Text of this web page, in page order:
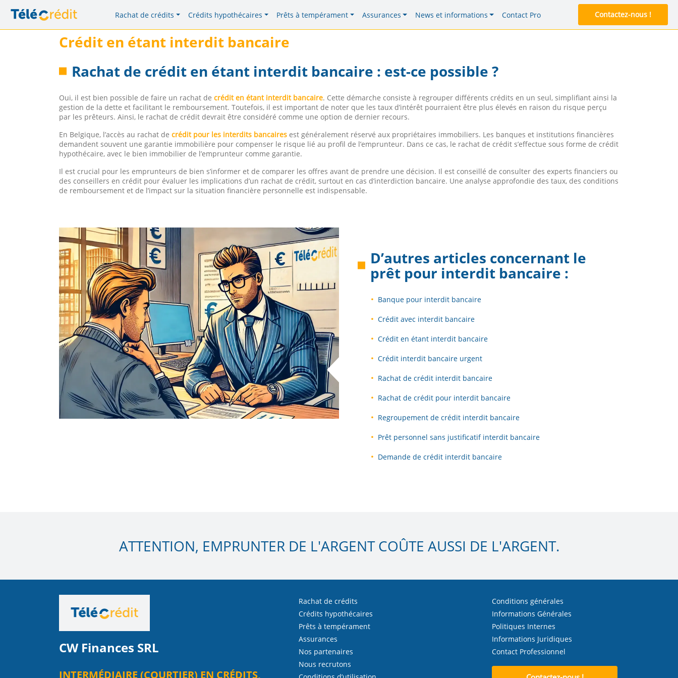
Rachat de crédits Crédits hypothécaires Prêts à tempérament Assurances News et informations Contact Pro Contactez-nous !
Crédit en étant interdit bancaire
Rachat de crédit en étant interdit bancaire : est-ce possible ?
Oui, il est bien possible de faire un rachat de crédit en étant interdit bancaire. Cette démarche consiste à regrouper différents crédits en un seul, simplifiant ainsi la
gestion de la dette et facilitant le remboursement. Toutefois, il est important de noter que les taux d’intérêt pourraient être plus élevés en raison du risque perçu
par les prêteurs. Ainsi, le rachat de crédit devrait être considéré comme une option de dernier recours.
En Belgique, l’accès au rachat de crédit pour les interdits bancaires est généralement réservé aux propriétaires immobiliers. Les banques et institutions financières
demandent souvent une garantie immobilière pour compenser le risque lié au profil de l’emprunteur. Dans ce cas, le rachat de crédit s’effectue sous forme de crédit
hypothécaire, avec le bien immobilier de l’emprunteur comme garantie.
Il est crucial pour les emprunteurs de bien s’informer et de comparer les offres avant de prendre une décision. Il est conseillé de consulter des experts financiers ou
des conseillers en crédit pour évaluer les implications d’un rachat de crédit, surtout en cas d’interdiction bancaire. Une analyse approfondie des taux, des conditions
de remboursement et de l’impact sur la situation financière personnelle est indispensable.
D’autres articles concernant le
prêt pour interdit bancaire :
Banque pour interdit bancaire
Crédit avec interdit bancaire
Crédit en étant interdit bancaire
Crédit interdit bancaire urgent
Rachat de crédit interdit bancaire
Rachat de crédit pour interdit bancaire
Regroupement de crédit interdit bancaire
Prêt personnel sans justificatif interdit bancaire
Demande de crédit interdit bancaire
ATTENTION, EMPRUNTER DE L'ARGENT COÛTE AUSSI DE L'ARGENT.
CW Finances SRL
INTERMÉDIAIRE (COURTIER) EN CRÉDITS,
Rachat de crédits
Crédits hypothécaires
Prêts à tempérament
Assurances
Nos partenaires
Nous recrutons
Conditions générales
Informations Générales
Politiques Internes
Informations Juridiques
Contact Professionnel